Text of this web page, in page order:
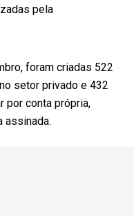
pela
foram criadas 522
setor privado e 432
por conta própria,
assinada.